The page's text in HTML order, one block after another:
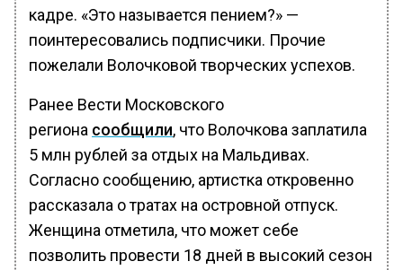
кадре. «Это называется пением?» —
поинтересовались подписчики. Прочие
пожелали Волочковой творческих успехов.
Ранее Вести Московского
региона сообщили, что Волочкова заплатила
5 млн рублей за отдых на Мальдивах.
Согласно сообщению, артистка откровенно
рассказала о тратах на островной отпуск.
Женщина отметила, что может себе
позволить провести 18 дней в высокий сезон